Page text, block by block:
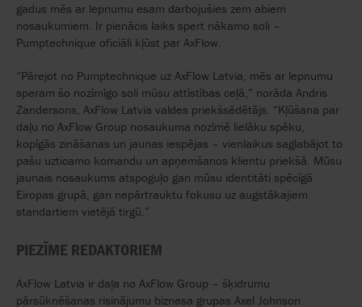
gadus mēs ar lepnumu esam darbojušies zem abiem
nosaukumiem. Ir pienācis laiks spert nākamo soli –
Pumptechnique oficiāli kļūst par AxFlow.
“Pārejot no Pumptechnique uz AxFlow Latvia, mēs ar lepnumu
speram šo nozīmīgo soli mūsu attīstības ceļā,” norāda Andris
Zandersons, AxFlow Latvia valdes priekšsēdētājs. “Kļūšana par
daļu no AxFlow Group nosaukuma nozīmē lielāku spēku,
kopīgās zināšanas un jaunas iespējas – vienlaikus saglabājot to
pašu uzticamo komandu un apņemšanos klientu priekšā. Mūsu
jaunais nosaukums atspoguļo gan mūsu identitāti spēcīgā
Eiropas grupā, gan nepārtrauktu fokusu uz augstākajiem
standartiem vietējā tirgū.”
PIEZĪME REDAKTORIEM
AxFlow Latvia ir daļa no AxFlow Group – šķidrumu
pārsūknēšanas risinājumu biznesa grupas Axel Johnson